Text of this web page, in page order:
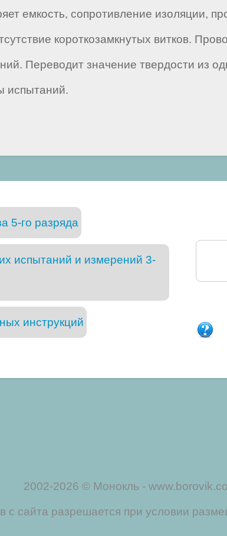
емкость, сопротивление изоляции,
короткозамкнутых витков.
Переводит значение твердости из
испытаний.
5-го разряда
испытаний и измерений 3-
инструкций
2002-2026 © Монокль -
сайта разрешается при условии